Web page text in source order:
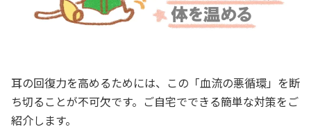
耳の回復力を高めるためには、この「血流の悪循環」を断
ち切ることが不可欠です。ご自宅でできる簡単な対策をご
紹介します。